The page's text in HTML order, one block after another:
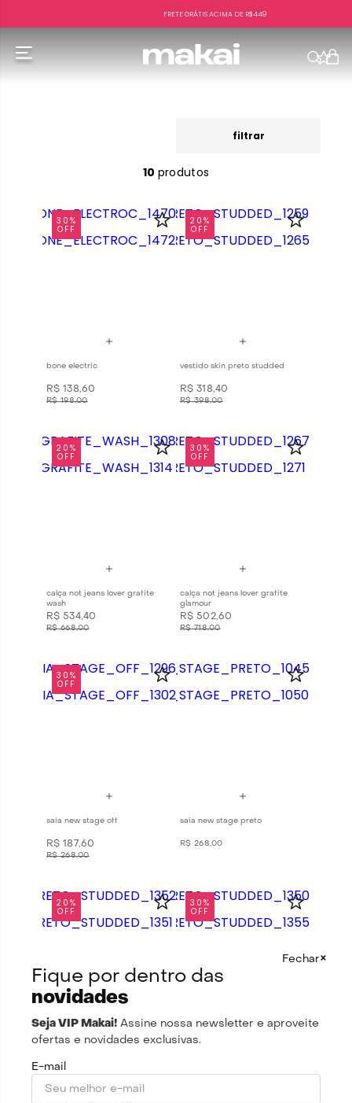
FRETE GRÁTIS ACIMA DE R$449
f
filtrar
10 produtos
30%
OFF
boné electric
R$ 138,60
R$ 198,00
20%
OFF
vestido skin preto studded
R$ 318,40
R$ 398,00
20%
OFF
calça not jeans lover grafite
wash
R$ 534,40
R$ 668,00
30%
OFF
calça not jeans lover grafite
glamour
R$ 502,60
R$ 718,00
30%
OFF
saia new stage off
R$ 187,60
R$ 268,00
saia new stage preto
R$ 268,00
20%
OFF
R$ 222
R$ 00
30%
OFF
Fechar×
Fique por dentro das
novidades
Seja VIP Makai! Assine nossa newsletter e aproveite
ofertas e novidades exclusivas.
E-mail